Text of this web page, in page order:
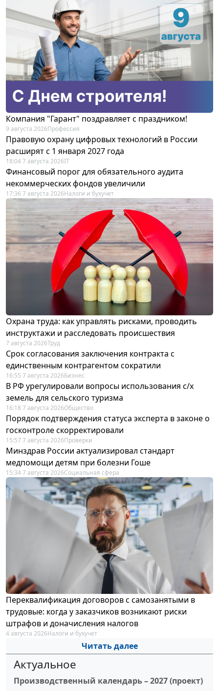
Компания "Гарант" поздравляет с праздником!
9 августа 2026Профессия
Правовую охрану цифровых технологий в России
расширят с 1 января 2027 года
18:04 7 августа 2026IT
Финансовый порог для обязательного аудита
некоммерческих фондов увеличили
17:36 7 августа 2026Налоги и бухучет
Охрана труда: как управлять рисками, проводить
инструктажи и расследовать происшествия
7 августа 2026Труд
Срок согласования заключения контракта с
единственным контрагентом сократили
16:55 7 августа 2026Бизнес
В РФ урегулировали вопросы использования с/х
земель для сельского туризма
16:18 7 августа 2026Общество
Порядок подтверждения статуса эксперта в законе о
госконтроле скорректировали
15:57 7 августа 2026Проверки
Минздрав России актуализировал стандарт
медпомощи детям при болезни Гоше
15:34 7 августа 2026Социальная сфера
Переквалификация договоров с самозанятыми в
трудовые: когда у заказчиков возникают риски
штрафов и доначисления налогов
4 августа 2026Налоги и бухучет
Читать далее
Актуальное
Производственный календарь – 2027 (проект)